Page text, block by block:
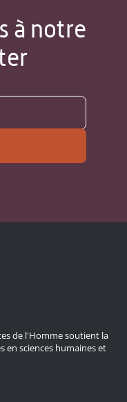
à notre
de l'Homme soutient la
en sciences humaines et